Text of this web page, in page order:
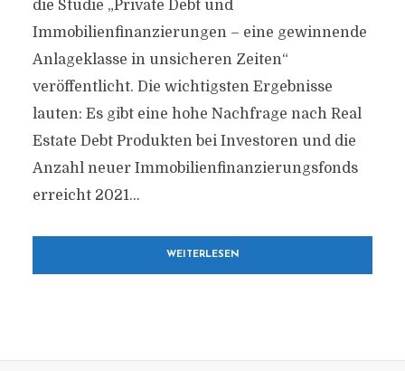
die Studie „Private Debt und
Immobilienfinanzierungen – eine gewinnende
Anlageklasse in unsicheren Zeiten“
veröffentlicht. Die wichtigsten Ergebnisse
lauten: Es gibt eine hohe Nachfrage nach Real
Estate Debt Produkten bei Investoren und die
Anzahl neuer Immobilienfinanzierungsfonds
erreicht 2021...
WEITERLESEN